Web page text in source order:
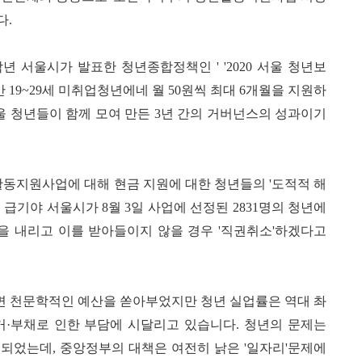
.
서울시가 발표한 청년종합정책인 ' '2020 서울 청년보
세 미취업청년에네 월 50원씩 최대 6개월을 지원하
청년들이 함께 모여 만든 3년 간의 거버넌스의 성과이기
지원사업에 대해 현금 지원에 대한 청년들의 '도적적 해
기야 서울시가 8월 3일 사업에 선정된 2831명의 청년에
내리고 이를 받아들이지 않을 경우 '직권취소'하겠다고
천문학적인 예산을 쏟아부었지만 청년 실업률은 역대 촤
부채로 인한 부담에 시달리고 있습니다. 청년의 문제는
었는데, 중앙정부의 대책은 여전히 낡은 '일자리'문제에